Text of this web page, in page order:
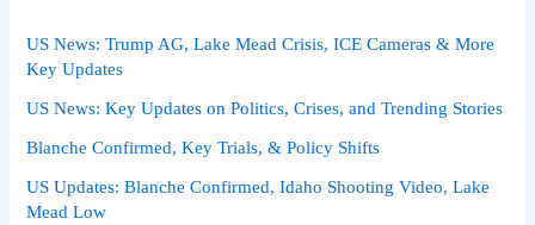
US News: Trump AG, Lake Mead Crisis, ICE Cameras & More
Key Updates
US News: Key Updates on Politics, Crises, and Trending Stories
Blanche Confirmed, Key Trials, & Policy Shifts
US Updates: Blanche Confirmed, Idaho Shooting Video, Lake
Mead Low